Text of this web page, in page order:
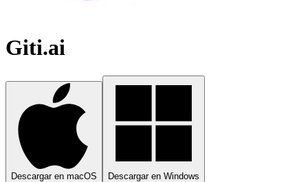
Giti.ai
Descargar en macOS Descargar en Windows